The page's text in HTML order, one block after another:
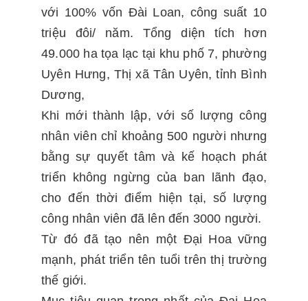
với 100% vốn Đài Loan, công suất 10
triệu đôi/ năm. Tổng diện tích hơn
49.000 ha tọa lạc tại khu phố 7, phường
Uyên Hưng, Thị xã Tân Uyên, tỉnh Bình
Dương,
Khi mới thành lập, với số lượng công
nhân viên chỉ khoảng 500 người nhưng
bằng sự quyết tâm và kế hoạch phát
triển không ngừng của ban lãnh đạo,
cho đến thời điểm hiện tại, số lượng
công nhân viên đã lên đến 3000 người.
Từ đó đã tạo nên một Đại Hoa vững
mạnh, phát triển tên tuổi trên thị trường
thế giới.